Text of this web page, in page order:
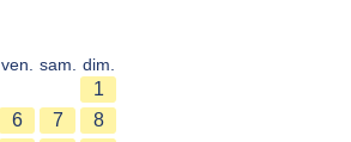
ven. sam. dim.
1
6 7
8